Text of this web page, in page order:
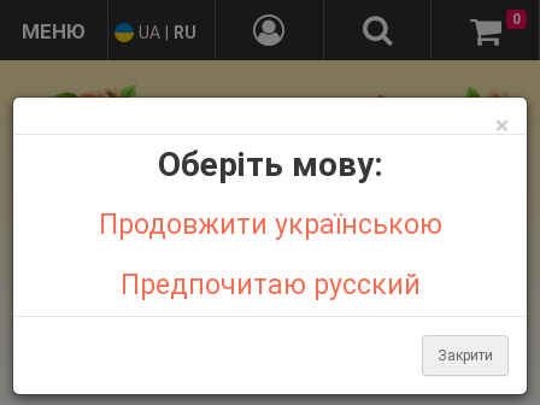
+38 095 032 21 44
UA RU
0
×
Оберіть мову:
Продовжити українською
Предпочитаю русский
Закрити